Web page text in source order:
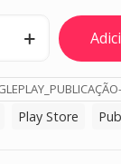
Play Store